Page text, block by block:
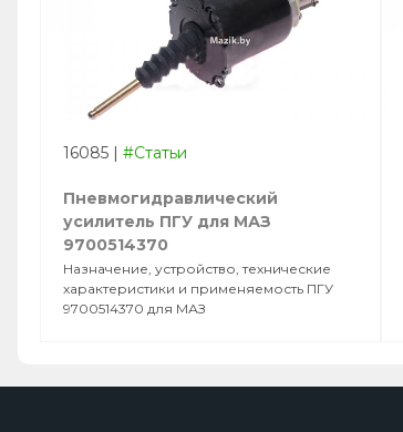
16085 | #Статьи
Пневмогидравлический
усилитель ПГУ для МАЗ
9700514370
Назначение, устройство, технические
характеристики и применяемость ПГУ
9700514370 для МАЗ